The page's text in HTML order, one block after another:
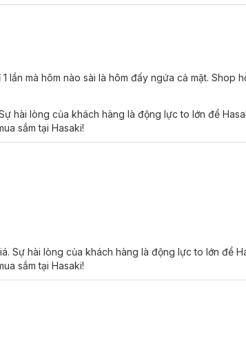
với mọi loại da, không gây dị ứng, kể cả trên những làn
Concentré:
ánh nắng mặt trời.
mà hôm nào sài là hôm đấy ngứa cả mặt. Shop
hài lòng của khách hàng là động lực to lớn để
sắm tại Hasaki!
Sự hài lòng của khách hàng là động lực to lớn để
sắm tại Hasaki!